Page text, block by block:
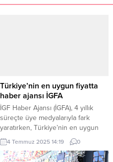
Türkiye’nin en uygun fiyatta
haber ajansı İGFA
İGF Haber Ajansı (İGFA), 4 yıllık
süreçte üye medyalarıyla fark
yaratırken, Türkiye’nin en uygun
fiyatta haber ajansı olma özelliğini
de koruyor. BURSA (İGFA) – İGF
Haber Ajansı (İGFA), 2021 yılından
4 Temmuz 2025 14:19 0